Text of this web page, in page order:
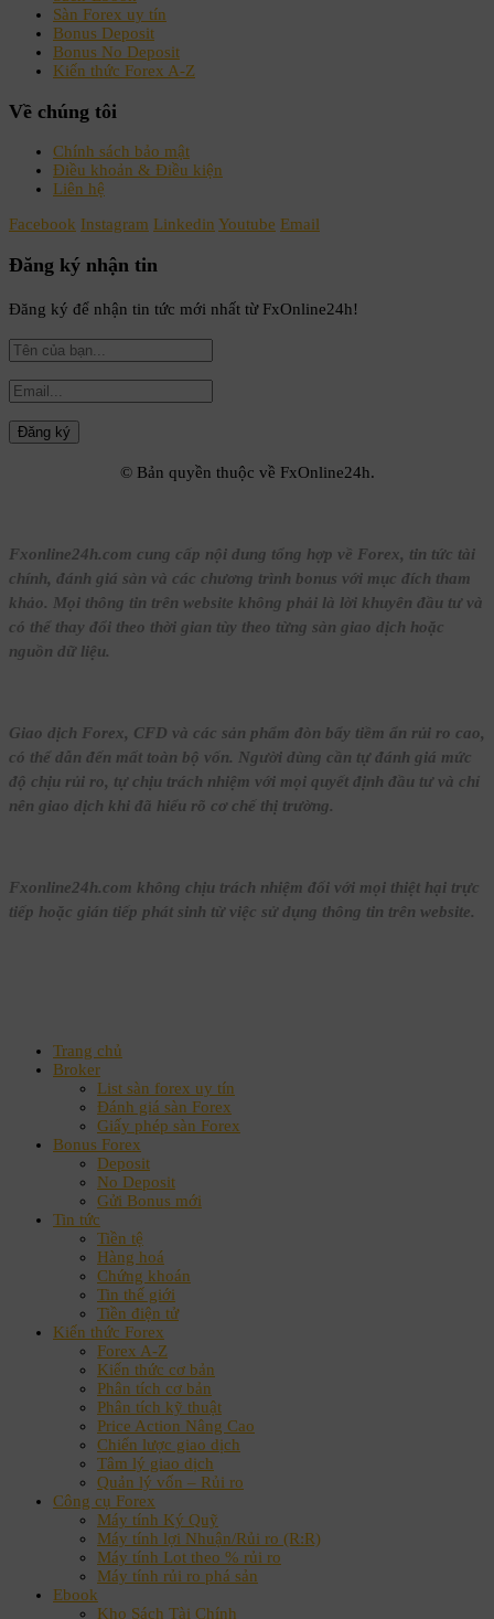
Sàn Forex uy tín
Bonus Deposit
Bonus No Deposit
Kiến thức Forex A-Z
Về chúng tôi
Chính sách bảo mật
Điều khoản & Điều kiện
Liên hệ
Facebook Instagram Linkedin Youtube Email
Đăng ký nhận tin
Đăng ký để nhận tin tức mới nhất từ FxOnline24h!
© Bản quyền thuộc về FxOnline24h.
Fxonline24h.com cung cấp nội dung tổng hợp về Forex, tin tức tài
chính, đánh giá sàn và các chương trình bonus với mục đích tham
khảo. Mọi thông tin trên website không phải là lời khuyên đầu tư và
có thể thay đổi theo thời gian tùy theo từng sàn giao dịch hoặc
nguồn dữ liệu.
Giao dịch Forex, CFD và các sản phẩm đòn bẩy tiềm ẩn rủi ro cao,
có thể dẫn đến mất toàn bộ vốn. Người dùng cần tự đánh giá mức
độ chịu rủi ro, tự chịu trách nhiệm với mọi quyết định đầu tư và chỉ
nên giao dịch khi đã hiểu rõ cơ chế thị trường.
Fxonline24h.com không chịu trách nhiệm đối với mọi thiệt hại trực
tiếp hoặc gián tiếp phát sinh từ việc sử dụng thông tin trên website.
Trang chủ
Broker
List sàn forex uy tín
Đánh giá sàn Forex
Giấy phép sàn Forex
Bonus Forex
Deposit
No Deposit
Gửi Bonus mới
Tin tức
Tiền tệ
Hàng hoá
Chứng khoán
Tin thế giới
Tiền điện tử
Kiến thức Forex
Forex A-Z
Kiến thức cơ bản
Phân tích cơ bản
Phân tích kỹ thuật
Price Action Nâng Cao
Chiến lược giao dịch
Tâm lý giao dịch
Quản lý vốn – Rủi ro
Công cụ Forex
Máy tính Ký Quỹ
Máy tính lợi Nhuận/Rủi ro (R:R)
Máy tính Lot theo % rủi ro
Máy tính rủi ro phá sản
Ebook
Kho Sách Tài Chính